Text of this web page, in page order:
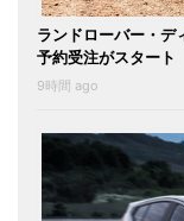
ランドローバー・デ
予約受注がスタート
9時間 ago